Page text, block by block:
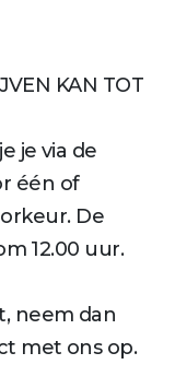
KAN TOT
je via de
één of
De
12.00 uur.
neem dan
met ons op.